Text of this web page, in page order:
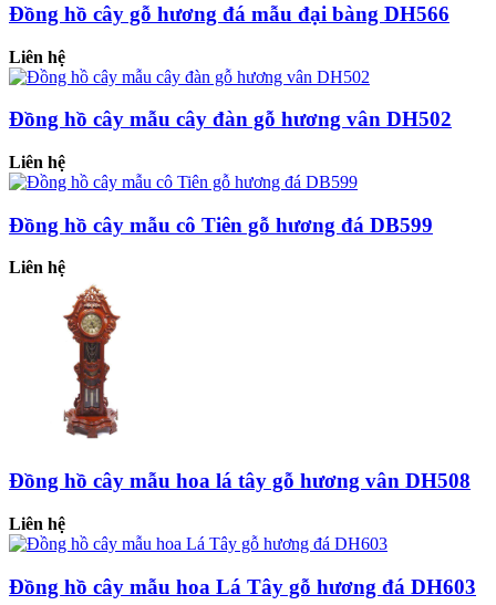
Đồng hồ cây gỗ hương đá mẫu đại bàng DH566
Liên hệ
Đồng hồ cây mẫu cây đàn gỗ hương vân DH502
Liên hệ
Đồng hồ cây mẫu cô Tiên gỗ hương đá DB599
Liên hệ
Đồng hồ cây mẫu hoa lá tây gỗ hương vân DH508
Liên hệ
Đồng hồ cây mẫu hoa Lá Tây gỗ hương đá DH603